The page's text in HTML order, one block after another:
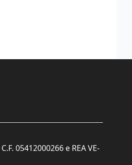
05412000266 e REA VE-